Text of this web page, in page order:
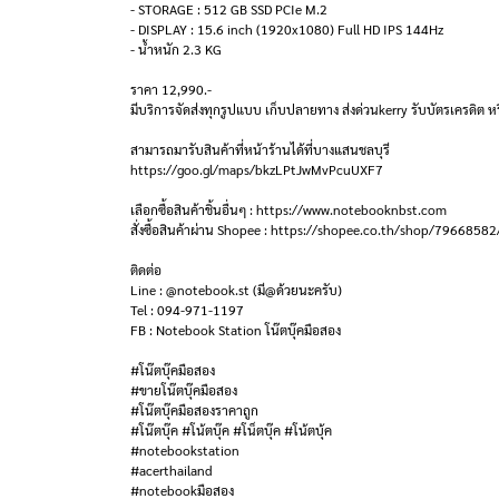
- STORAGE : 512 GB SSD PCIe M.2
- DISPLAY : 15.6 inch (1920x1080) Full HD IPS 144Hz
- น้ำหนัก 2.3 KG
ราคา 12,990.-
มีบริการจัดส่งทุกรูปแบบ เก็บปลายทาง ส่งด่วนkerry รับบัตรเครดิต
สามารถมารับสินค้าที่หน้าร้านได้ที่บางแสนชลบุรี
https://goo.gl/maps/bkzLPtJwMvPcuUXF7
เลือกซื้อสินค้าชิ้นอื่นๆ : https://www.notebooknbst.com
สั่งซื้อสินค้าผ่าน Shopee : https://shopee.co.th/shop/
ติดต่อ
Line : @notebook.st (มี@ด้วยนะครับ)
Tel : 094-971-1197
FB : Notebook Station โน๊ตบุ๊คมือสอง
#โน๊ตบุ๊คมือสอง
#ขายโน๊ตบุ๊คมือสอง
#โน๊ตบุ๊คมือสองราคาถูก
#โน๊ตบุ๊ค #โน้ตบุ๊ค #โน็ตบุ๊ค #โน้ตบุ้ค
#notebookstation
#acerthailand
#notebookมือสอง